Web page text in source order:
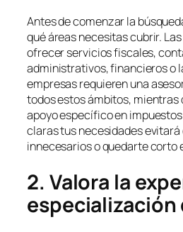
Antes de comenzar la
qué áreas necesitas cubrir.
ofrecer servicios fiscales,
administrativos, financieros o
empresas requieren una
todos estos ámbitos, mientras
apoyo específico en
claras tus necesidades
innecesarios o quedarte corto
2. Valora la
especialización